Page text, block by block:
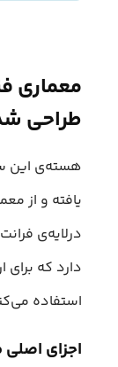
طراحی
یافته و از
استفاده
اجزای